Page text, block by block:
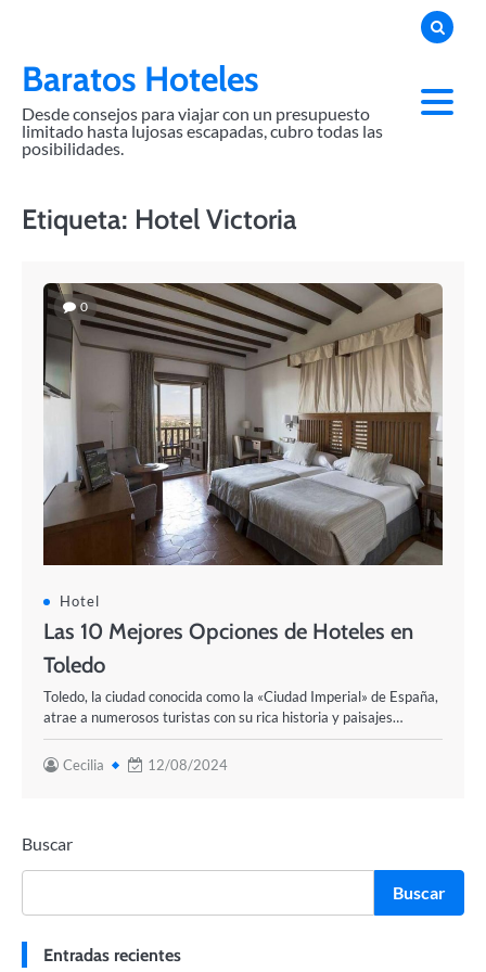
contentBaratos Hoteles
Desde consejos para viajar con un presupuesto
limitado hasta lujosas escapadas, cubro todas las
posibilidades.
Etiqueta: Hotel Victoria
0
Hotel
Las 10 Mejores Opciones de Hoteles en
Toledo
Toledo, la ciudad conocida como la «Ciudad Imperial» de España,
atrae a numerosos turistas con su rica historia y paisajes…
Cecilia 12/08/2024
Buscar
Buscar
Entradas recientes